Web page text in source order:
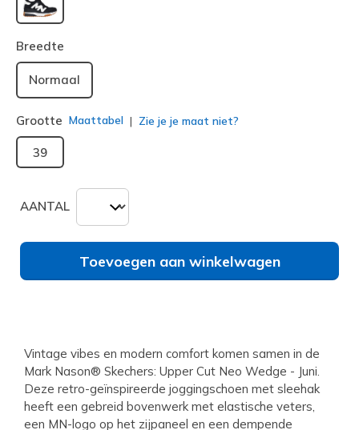
geselecteerd
Breedte
Normaal
Grootte Maattabel Zie je je maat niet?
39
AANTAL
Toevoegen aan winkelwagen
Vintage vibes en modern comfort komen samen in de
Mark Nason® Skechers: Upper Cut Neo Wedge - Juni.
Deze retro-geïnspireerde joggingschoen met sleehak
heeft een gebreid bovenwerk met elastische veters,
een MN-logo op het zijpaneel en een dempende